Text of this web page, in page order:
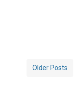
Older Posts